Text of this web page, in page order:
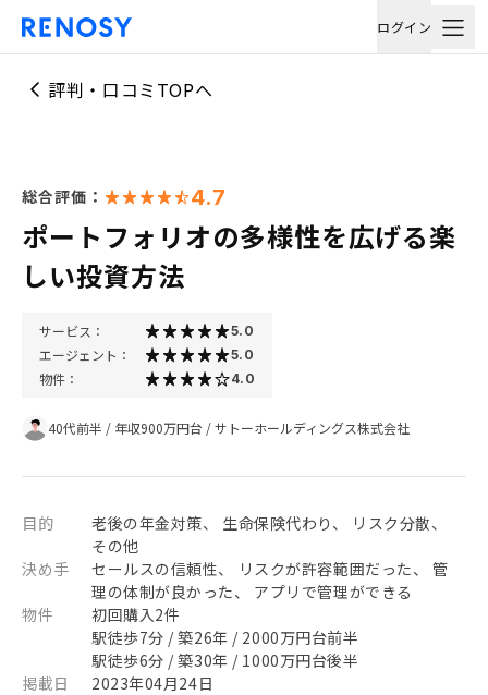
ログイン
評判・口コミTOPへ
総合評価： 4.7
ポートフォリオの多様性を広げる楽
しい投資方法
サービス： 5.0
エージェント： 5.0
物件： 4.0
40代前半 / 年収900万円台 /サトーホールディングス株式会社
目的
老後の年金対策、 生命保険代わり、 リスク分散、
その他
決め手
セールスの信頼性、 リスクが許容範囲だった、 管
理の体制が良かった、 アプリで管理ができる
物件
初回購入2件
駅徒歩7分 / 築26年 / 2000万円台前半
駅徒歩6分 / 築30年 / 1000万円台後半
掲載日
2023年04月24日